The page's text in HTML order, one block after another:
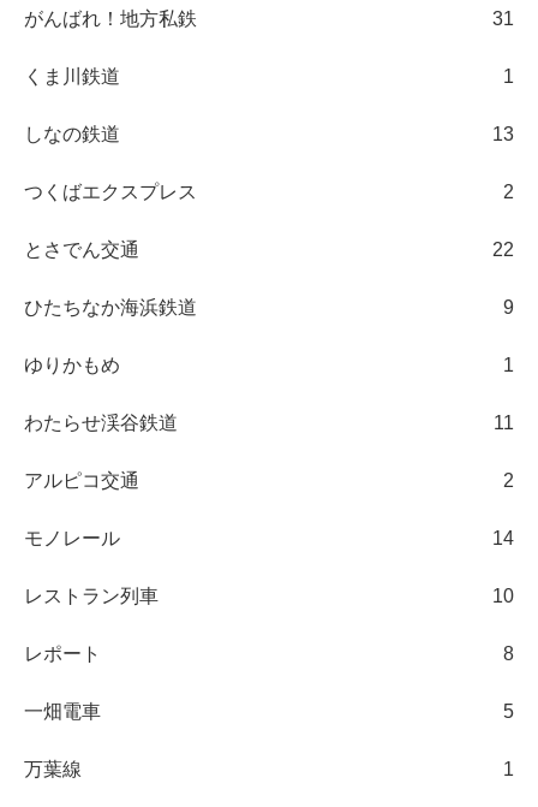
がんばれ！地方私鉄 31
くま川鉄道 1
しなの鉄道 13
つくばエクスプレス 2
とさでん交通 22
ひたちなか海浜鉄道 9
ゆりかもめ 1
わたらせ渓谷鉄道 11
アルピコ交通 2
モノレール 14
レストラン列車 10
レポート 8
一畑電車 5
万葉線 1